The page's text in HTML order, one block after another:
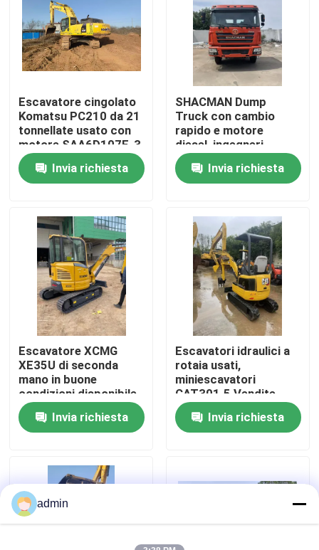
Casa.
Prodotti
Video
Su di noi
Visita alla fabbrica
Controllo della qualità
Contattaci
Macchine per costruzioni stradali
Macchine da costruzione usate
Escavatore cingolato
Komatsu PC210 da 21
tonnellate usato con
motore SAA6D107E-3
per scavo ad alta
efficienzaInvia richiesta
SHACMAN Dump
Truck con cambio
rapido e motore
diesel, ingegneri
disponibili all'estero
Invia richiesta
Escavatore XCMG
XE35U di seconda
mano in buone
condizioni disponibile
ora
Invia richiesta
Escavatori idraulici a
rotaia usati,
miniescavatori
CAT301.5 Vendite
all'esportazione
Invia richiesta
admin